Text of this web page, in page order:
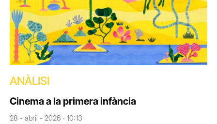
ANÀLISI
Cinema a la primera infància
28 - abril - 2026 · 10:13